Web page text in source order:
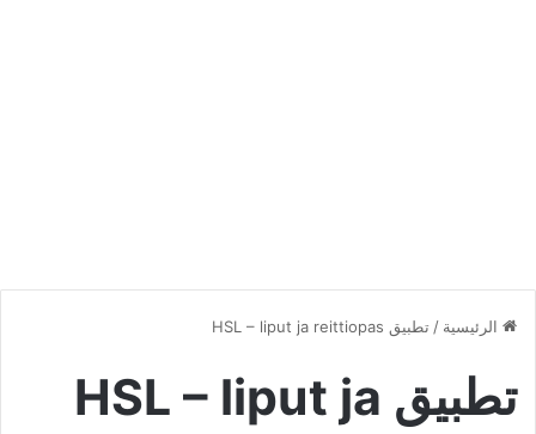
الرئيسية / تطبيق HSL – liput ja reittiopas
تطبيق HSL – liput ja